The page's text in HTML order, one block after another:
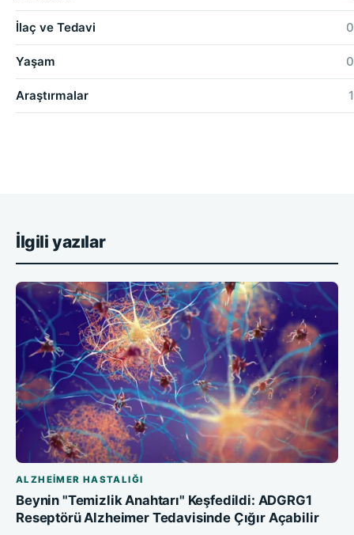
İlaç ve Tedavi 0
Yaşam 0
Araştırmalar 1
İlgili yazılar
ALZHEIMER HASTALIĞI
Beynin "Temizlik Anahtarı" Keşfedildi: ADGRG1
Reseptörü Alzheimer Tedavisinde Çığır Açabilir